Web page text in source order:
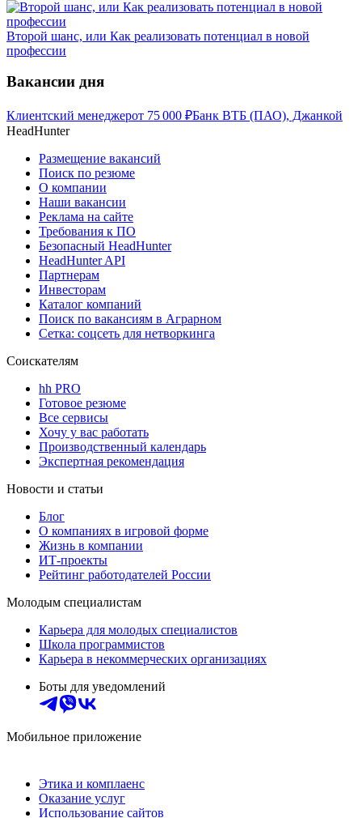
Второй шанс, или Как реализовать потенциал в новой
профессии
Вакансии дня
Клиентский менеджерот 75 000 ₽Банк ВТБ (ПАО), Джанкой
HeadHunter
Размещение вакансий
Поиск по резюме
О компании
Наши вакансии
Реклама на сайте
Требования к ПО
Безопасный HeadHunter
HeadHunter API
Партнерам
Инвесторам
Каталог компаний
Поиск по вакансиям в Аграрном
Сетка: соцсеть для нетворкинга
Соискателям
hh PRO
Готовое резюме
Все сервисы
Хочу у вас работать
Производственный календарь
Экспертная рекомендация
Новости и статьи
Блог
О компаниях в игровой форме
Жизнь в компании
ИТ-проекты
Рейтинг работодателей России
Молодым специалистам
Карьера для молодых специалистов
Школа программистов
Карьера в некоммерческих организациях
Боты для уведомлений
Мобильное приложение
Этика и комплаенс
Оказание услуг
Использование сайтов